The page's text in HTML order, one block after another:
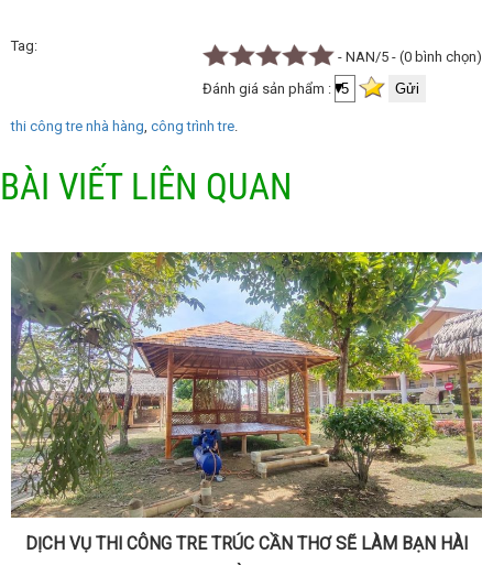
- NAN/5 - (0 bình chọn)
Đánh giá sản phẩm :
Tag
thi công tre nhà hàng công trình tre
BÀI VIẾT LIÊN QUAN
DỊCH VỤ THI CÔNG TRE TRÚC CẦN THƠ SẼ LÀM BẠN HÀI